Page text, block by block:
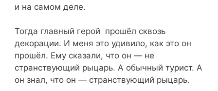
и на самом деле.
Тогда главный герой прошёл сквозь
декорации. И меня это удивило, как это он
прошёл. Ему сказали, что он — не
странствующий рыцарь. А обычный турист. А
он знал, что он — странствующий рыцарь.